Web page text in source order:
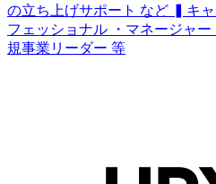
の立ち上げサポート など ▍キ
フェッショナル ・マネージャ
規事業リーダー 等